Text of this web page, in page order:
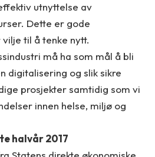
utnyttelse av
Dette er gode
til å tenke nytt.
må ha som mål å bli
digitalisering og slik sikre
prosjekter samtidig som vi
innen helse, miljø og
halvår 2017